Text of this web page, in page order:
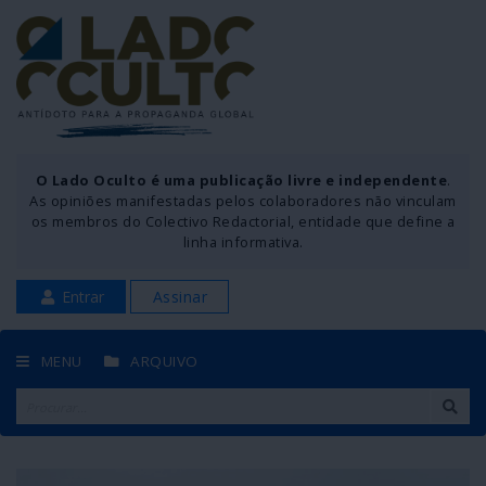
O Lado Oculto é uma publicação livre e independente.
As opiniões manifestadas pelos colaboradores não vinculam
os membros do Colectivo Redactorial, entidade que define a
linha informativa.
Entrar Assinar
MENU ARQUIVO